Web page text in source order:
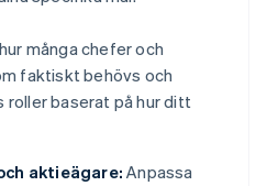
många chefer och
faktiskt behövs och
baserat på hur ditt
aktieägare: Anpassa